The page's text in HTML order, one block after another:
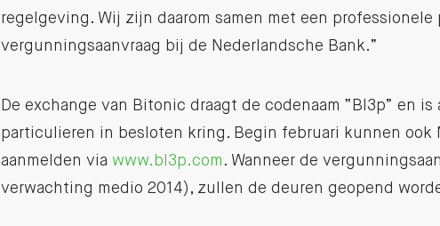
regelgeving. Wij zijn daarom samen met een
vergunningsaanvraag bij de Nederlandsche Bank.”
De exchange van Bitonic draagt de codenaam “Bl3p” en
particulieren in besloten kring. Begin februari kunnen ook
aanmelden via www.bl3p.com . Wanneer de
verwachting medio 2014), zullen de deuren geopend